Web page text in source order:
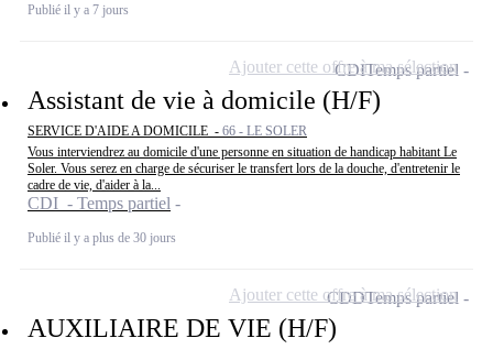
Publié il y a 7 jours
Assistant de vie à domicile (H/F)
SERVICE D'AIDE A DOMICILE - 66 - LE SOLER
Vous interviendrez au domicile d'une personne en situation de handicap habitant Le
Soler. Vous serez en charge de sécuriser le transfert lors de la douche, d'entretenir le
cadre de vie, d'aider à la...
CDI - Temps partiel
Publié il y a plus de 30 jours
CDITemps partiel
Ajouter cette offre à ma sélection
AUXILIAIRE DE VIE (H/F)
CDDTemps partiel
Ajouter cette offre à ma sélection